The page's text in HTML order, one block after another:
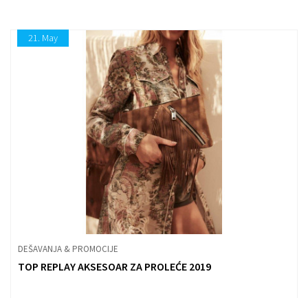
21. May
DEŠAVANJA & PROMOCIJE
TOP REPLAY AKSESOAR ZA PROLEĆE 2019